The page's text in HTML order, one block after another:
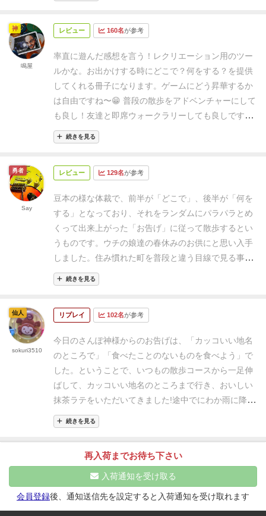
し。「〇〇を探そう」「やたらと怖がってみよう」の
目することになるので、結構夢中になれて面白いで
ができました！娘としたときは、「どこで」は同じお
告げにして「何をする」は、別のお告げにして楽しみ
ました。お告げのおかげで想定よりも遠くへ行くこと
になり、1時間以上も散歩してしまいました。
レビュー 160名が参考
率直に遊んだ感想を言う！ レクリエーション用のツー
ルかな。お出かけする時に どこで？何をする？ を提供
してくれる冊子になります。 ゲームにどう昇華するか
は自由ですね〜😁 普段の散歩をアドベンチャーにして
も良し！友達と即席ウォークラリーしても良しです！
オススメは……そんなもんあるか！何人でも変わりま
せん。けど一人向きなお題がいくつかあるね😅
圧迫しないので普段からバックに忍ばせても良いでし
聴いてきます🚶‍♀️ まとめると…… Good 👍🏻
普段から散歩
や街歩きをする機会があるので重宝している。アプリ
版も持っているが、アナログゲーマーの血が「持っと
け」と言ったので購入した！ YouTube的な企画っぽさ
はあるが、自分でクエスト達成の喜びを蒐集しても良
いし、友達と競っても良いわけです。 このゲーム自体
に散歩を良くされる人には付加価値を付けられるよい
モノだと思いますよ😁Bad
も。生かすも殺すもプレイヤー次第ですから☝️コンポ
ーネント…というか本体は、Bookです📖 固い紙で小
さいのですが全97Pです。なので開きにくいし、開き
跡もついちゃいます😅 製本はEVA糊ではなく、PUR糊
の方が良かったんじゃないかな？あるいは単語帳みた
いなリング綴じにするとか？作りに難ありですね！
り込み性やランダム性を追求するならアプリ版がオス
スメですよ！
続きを見る
神
鳴屋
レビュー 129名が参考
豆本の様な体裁で、前半が「どこで」、後半が「何を
する」となっており、それをランダムにパラパラとめ
くって出来上がった「お告げ」に従って散歩するとい
うものです。 ウチの娘達の春休みのお供にと思い入手
しました。 住み慣れた町を普段と違う目線で見る事が
出来て楽しいです。
も設けられている辺り、製作者様の配慮を感じます。
す。
続きを見る
勇者
Say
リプレイ 102名が参考
今日のさんぽ神様からのお告げは、
「カッコいい地名
のところで」
「食べたことのないものを食べよう」 で
した。
ということで、いつもの散歩コースから一足伸
ばして、カッコいい地名のところまで行き、おいしい
抹茶ラテをいただいてきました!途中でにわか雨に降ら
れて雨宿りしたり、
り、楽しい散歩になりました。
てしまって、帰り道でちょっと泣きそうになりました
散歩にちょっとしたテーマと達成感がプラスされ
次の散歩も楽しみです。
続きを見る
仙人
sokuri3510
再入荷までお待ち下さい
入荷通知を受け取る
会員登録後、通知送信先を設定すると入荷通知を受け取れます